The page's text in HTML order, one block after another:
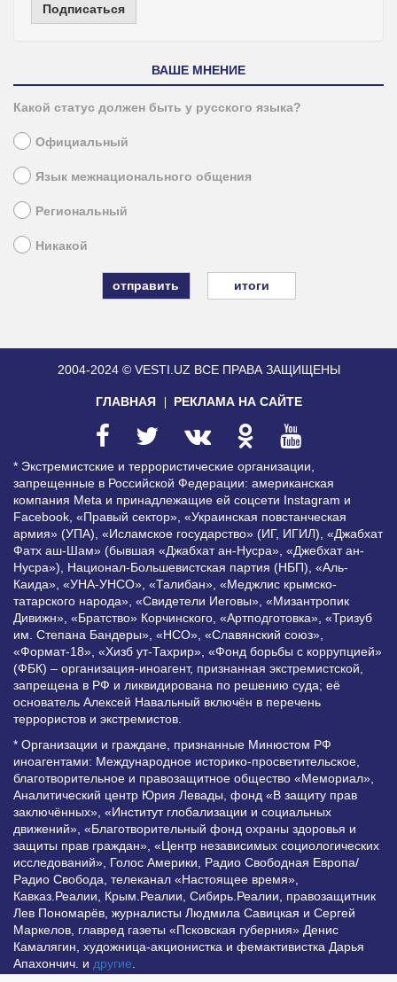
Подписаться
ВАШЕ МНЕНИЕ
Какой статус должен быть у русского языка?
Официальный
Язык межнационального общения
Региональный
Никакой
итоги
2004-2024 © VESTI.UZ ВСЕ ПРАВА ЗАЩИЩЕНЫ
ГЛАВНАЯ РЕКЛАМА НА САЙТЕ
* Экстремистские и террористические организации,
запрещенные в Российской Федерации: американская
компания Meta и принадлежащие ей соцсети Instagram и
Facebook, «Правый сектор», «Украинская повстанческая
армия» (УПА), «Исламское государство» (ИГ, ИГИЛ), «Джабхат
Фатх аш-Шам» (бывшая «Джабхат ан-Нусра», «Джебхат ан-
Нусра»), Национал-Большевистская партия (НБП), «Аль-
Каида», «УНА-УНСО», «Талибан», «Меджлис крымско-
татарского народа», «Свидетели Иеговы», «Мизантропик
Дивижн», «Братство» Корчинского, «Артподготовка», «Тризуб
им. Степана Бандеры», «НСО», «Славянский союз»,
«Формат-18», «Хизб ут-Тахрир», «Фонд борьбы с коррупцией»
(ФБК) – организация-иноагент, признанная экстремистской,
запрещена в РФ и ликвидирована по решению суда; её
основатель Алексей Навальный включён в перечень
террористов и экстремистов.
* Организации и граждане, признанные Минюстом РФ
иноагентами: Международное историко-просветительское,
благотворительное и правозащитное общество «Мемориал»,
Аналитический центр Юрия Левады, фонд «В защиту прав
заключённых», «Институт глобализации и социальных
движений», «Благотворительный фонд охраны здоровья и
защиты прав граждан», «Центр независимых социологических
исследований», Голос Америки, Радио Свободная Европа/
Радио Свобода, телеканал «Настоящее время»,
Кавказ.Реалии, Крым.Реалии, Сибирь.Реалии, правозащитник
Лев Пономарёв, журналисты Людмила Савицкая и Сергей
Маркелов, главред газеты «Псковская губерния» Денис
Камалягин, художница-акционистка и фемактивистка Дарья
Апахончич. и другие